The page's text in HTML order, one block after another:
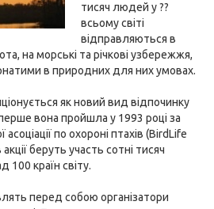
тисяч людей у ??
всьому світі
відправляються в
на морські та річкові узбережжя,
в природних для них умовах.
як новий вид відпочинку
вона пройшла у 1993 році за
по охороні птахів (BirdLife
беруть участь сотні тисяч
100 країн світу.
перед собою організатори